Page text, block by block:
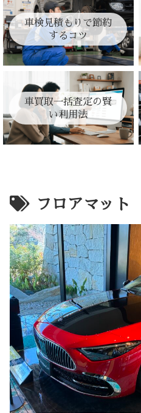
車検見積もりで節約
するコツ
車買取一括査定の賢
い利用法
フロアマット